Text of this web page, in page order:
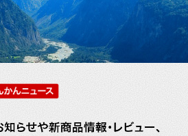
取扱商品
メンテナンス